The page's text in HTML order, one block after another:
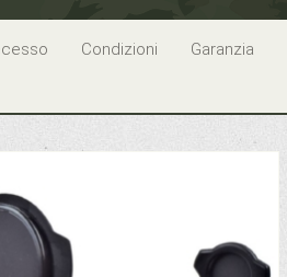
Condizioni Garanzia